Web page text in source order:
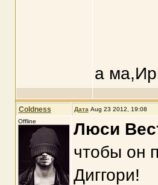
а
Coldness Дата Aug 23 2012, 19:08
Offline
Люси
чтобы он
Диггори!